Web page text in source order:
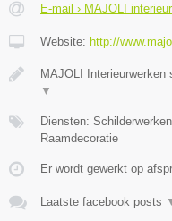
E-mail › MAJOLI
Website: http://
MAJOLI
▼
Diensten:
Raamdecoratie
Er wordt gewerkt op
Laatste facebook posts